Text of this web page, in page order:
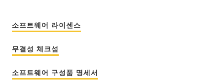
소프트웨어 라이센스
무결성 체크섬
소프트웨어 구성품 명세서